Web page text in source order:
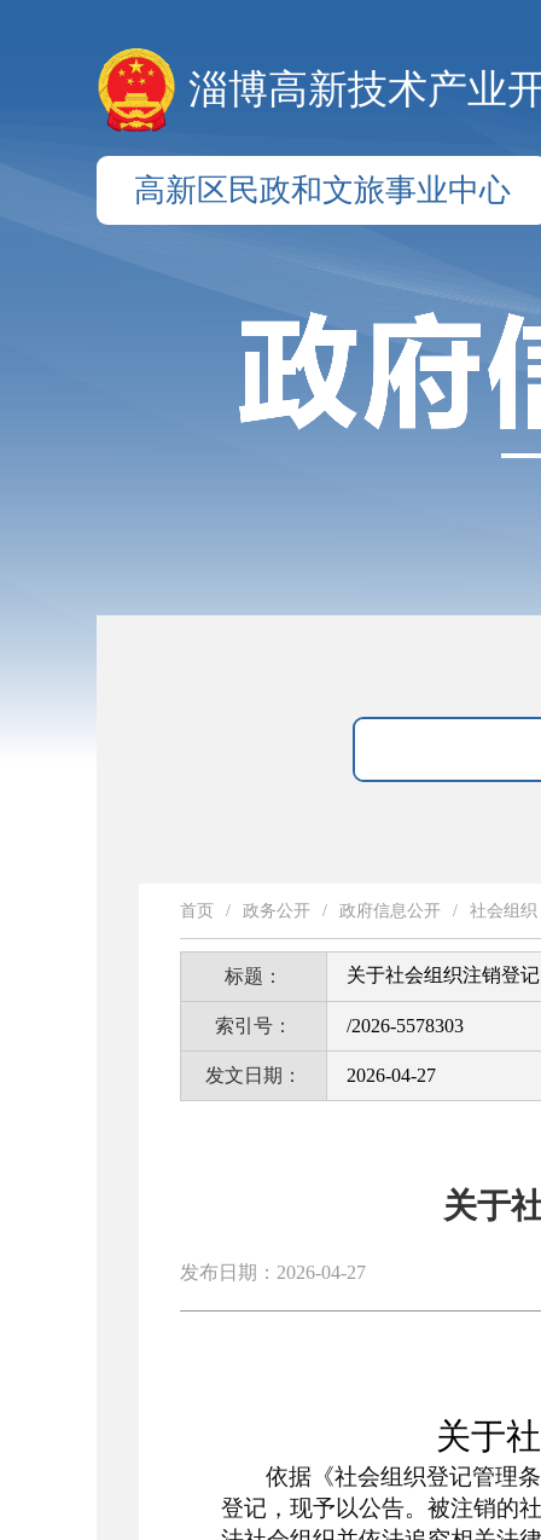
淄博高新技术产业
高新区民政和文旅事业中心
首页 / 政务公开 / 政府信息公开 / 社会组织
标题： 关于社会组织注销登
索引号： /2026-5578303
发文日期： 2026-04-27
关于
发布日期：2026-04-27
关于
依据《社会组织登记管理
登记，现予以公告。被注销的